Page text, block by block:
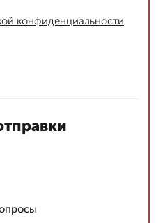
конфиденциальности